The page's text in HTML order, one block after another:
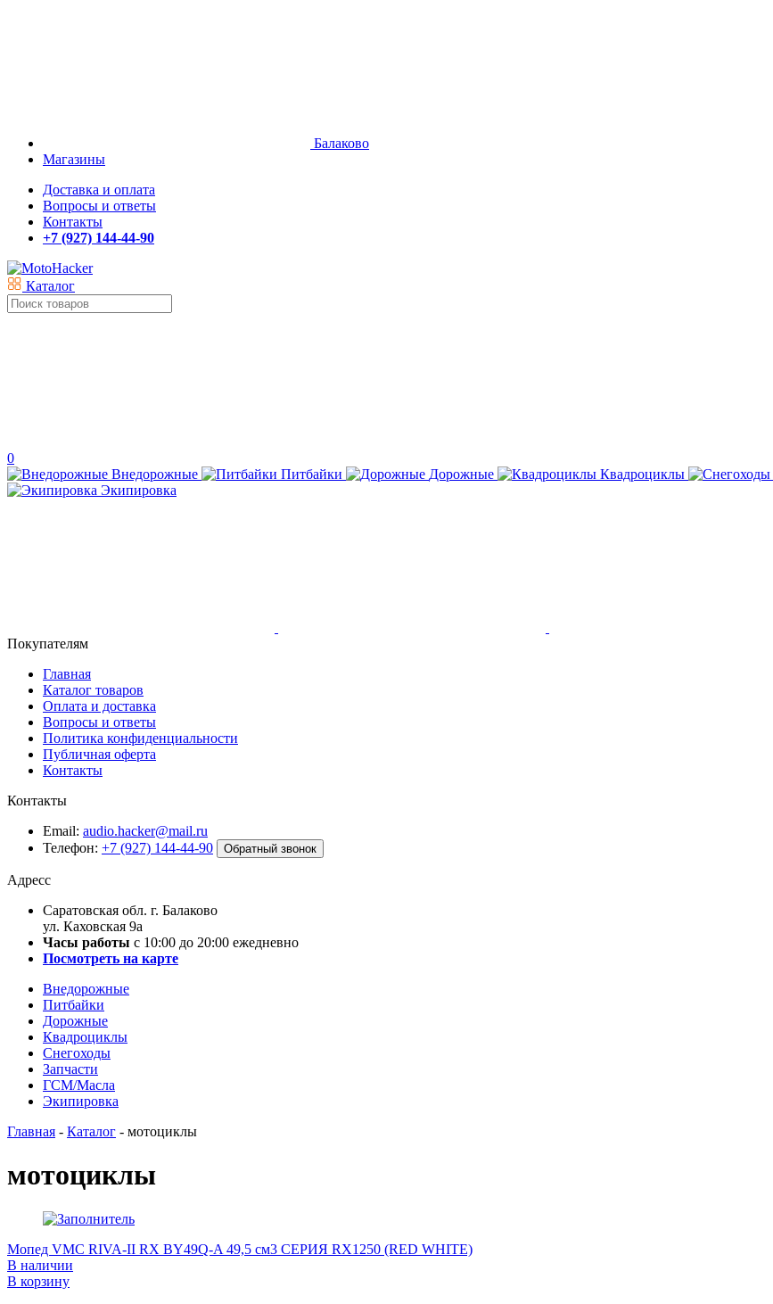
Балаково
Магазины
Доставка и оплата
Вопросы и ответы
Контакты
+7 (927) 144-44-90
Каталог
0
Внедорожные
Питбайки Дорожные Квадроциклы
Экипировка
Покупателям
Главная
Каталог товаров
Оплата и доставка
Вопросы и ответы
Политика конфиденциальности
Публичная оферта
Контакты
Контакты
Email: audio.hacker@mail.ru
Телефон: +7 (927) 144-44-90 Обратный звонок
Адресс
Саратовская обл. г. Балаково
ул. Каховская 9а
Часы работы с 10:00 до 20:00 ежедневно
Посмотреть на карте
Внедорожные
Питбайки
Дорожные
Квадроциклы
Снегоходы
Запчасти
ГСМ/Масла
Экипировка
Главная - Каталог - мотоциклы
мотоциклы
Мопед VMC RIVA-II RX BY49Q-A 49,5 см3 СЕРИЯ RX1250 (RED WHITE)
В наличии
В корзину